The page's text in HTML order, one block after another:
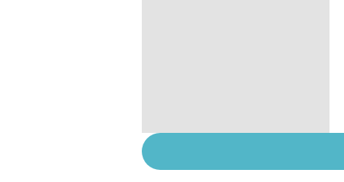
infections